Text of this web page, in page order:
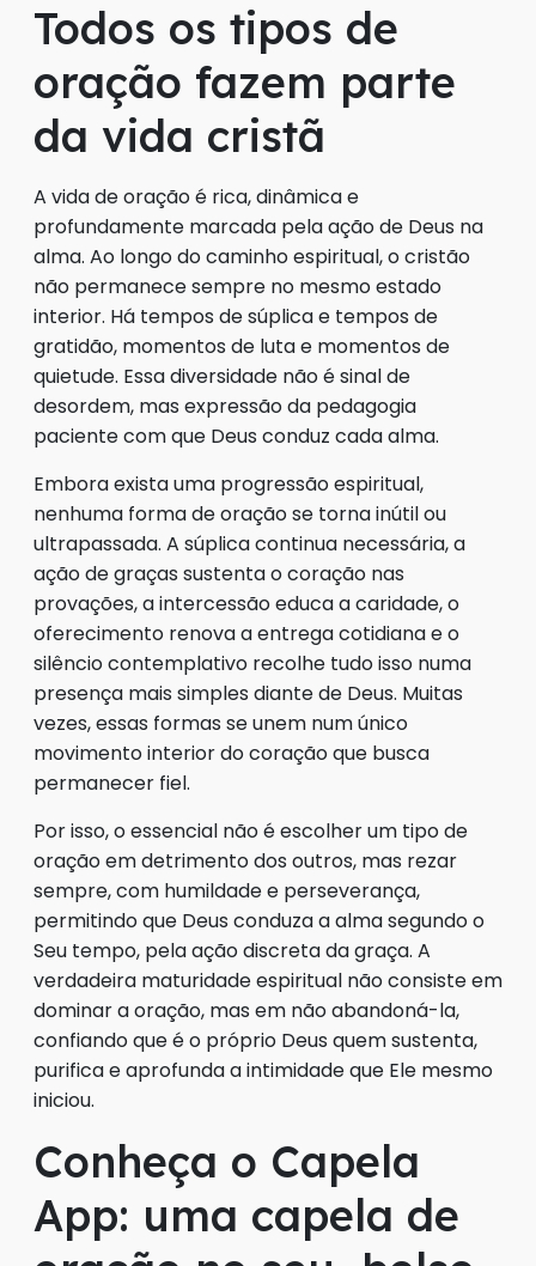
Todos os tipos de
oração fazem parte
da vida cristã
A vida de oração é rica, dinâmica e
profundamente marcada pela ação de Deus na
alma. Ao longo do caminho espiritual, o cristão
não permanece sempre no mesmo estado
interior. Há tempos de súplica e tempos de
gratidão, momentos de luta e momentos de
quietude. Essa diversidade não é sinal de
desordem, mas expressão da pedagogia
paciente com que Deus conduz cada alma.
Embora exista uma progressão espiritual,
nenhuma forma de oração se torna inútil ou
ultrapassada. A súplica continua necessária, a
ação de graças sustenta o coração nas
provações, a intercessão educa a caridade, o
oferecimento renova a entrega cotidiana e o
silêncio contemplativo recolhe tudo isso numa
presença mais simples diante de Deus. Muitas
vezes, essas formas se unem num único
movimento interior do coração que busca
permanecer fiel.
Por isso, o essencial não é escolher um tipo de
oração em detrimento dos outros, mas rezar
sempre, com humildade e perseverança,
permitindo que Deus conduza a alma segundo o
Seu tempo, pela ação discreta da graça. A
verdadeira maturidade espiritual não consiste em
dominar a oração, mas em não abandoná-la,
confiando que é o próprio Deus quem sustenta,
purifica e aprofunda a intimidade que Ele mesmo
iniciou.
Conheça o Capela
App: uma capela de